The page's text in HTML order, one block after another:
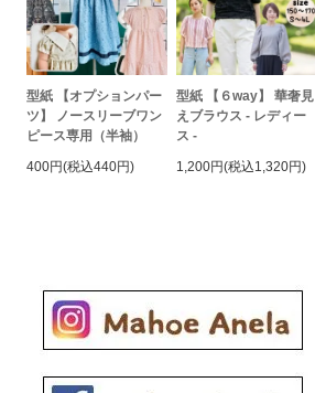
型紙 【オプションパー
ツ】 ノースリーブワン
ピース専用（半袖）
400円(税込440円)
型紙 【６way】 華奢見
えブラウス - レディー
ス -
1,200円(税込1,320円)